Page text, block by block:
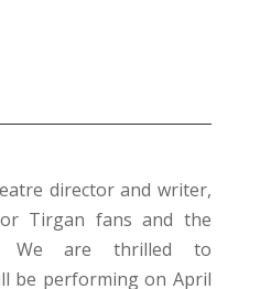
director and writer,
Tirgan fans and the
We are thrilled to
be performing on April
Yalda Night